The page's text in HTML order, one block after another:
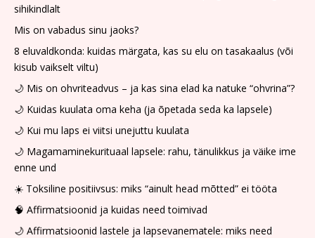
sihikindlalt
Mis on vabadus sinu jaoks?
8 eluvaldkonda: kuidas märgata, kas su elu on tasakaalus (või
kisub vaikselt viltu)
🌙 Mis on ohvriteadvus – ja kas sina elad ka natuke “ohvrina”?
🌙 Kuidas kuulata oma keha (ja õpetada seda ka lapsele)
🌙 Kui mu laps ei viitsi unejuttu kuulata
🌙 Magamaminekurituaal lapsele: rahu, tänulikkus ja väike ime
enne und
☀️ Toksiline positiivsus: miks “ainult head mõtted” ei tööta
🧠 Affirmatsioonid ja kuidas need toimivad
🌙 Affirmatsioonid lastele ja lapsevanematele: miks need